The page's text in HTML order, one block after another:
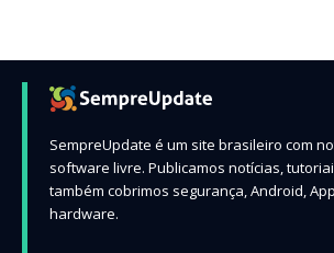
SempreUpdate é um site brasileiro com
software livre. Publicamos notícias,
também cobrimos segurança, Android,
hardware.